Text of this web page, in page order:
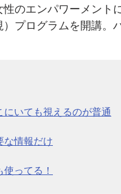
性のエンパワーメント
プログラムを開講。
にいても視えるのが普通
な情報だけ
使ってる！